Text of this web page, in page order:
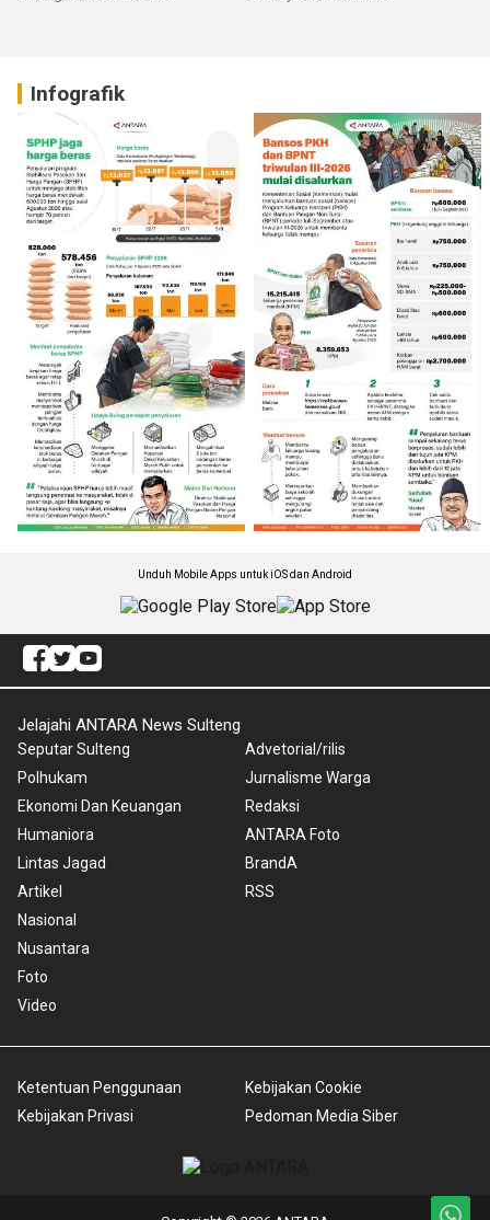
Infografik
Unduh Mobile Apps untuk iOS dan Android
Jelajahi ANTARA News Sulteng
Seputar Sulteng
Polhukam
Ekonomi Dan Keuangan
Humaniora
Lintas Jagad
Artikel
Nasional
Nusantara
Foto
Video
Advetorial/rilis
Jurnalisme Warga
Redaksi
ANTARA Foto
BrandA
RSS
Ketentuan Penggunaan
Kebijakan Privasi
Kebijakan Cookie
Pedoman Media Siber